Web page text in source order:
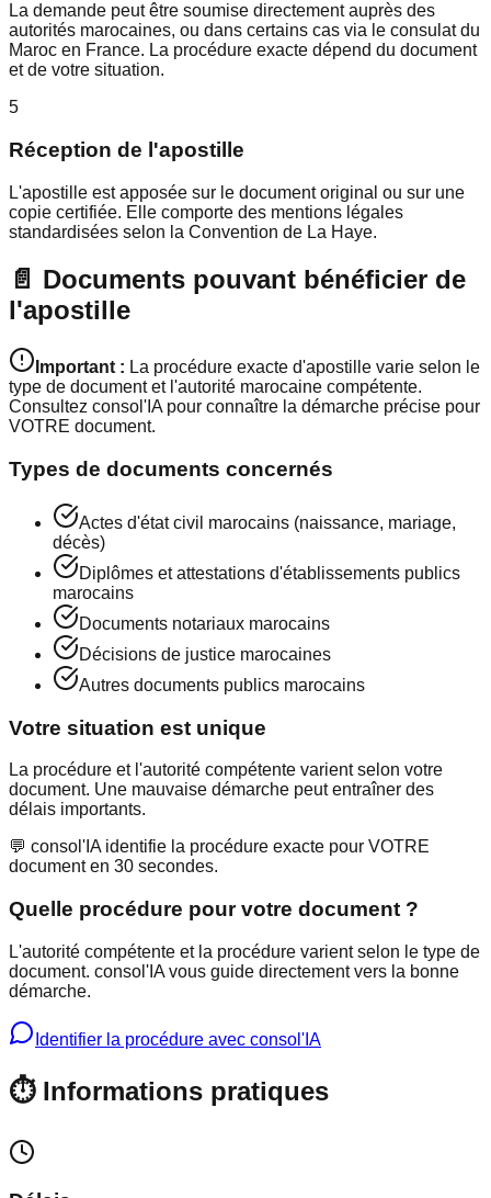
La demande peut être soumise directement auprès des
autorités marocaines, ou dans certains cas via le consulat du
Maroc en France. La procédure exacte dépend du document
et de votre situation.
5
Réception de l'apostille
L'apostille est apposée sur le document original ou sur une
copie certifiée. Elle comporte des mentions légales
standardisées selon la Convention de La Haye.
📄 Documents pouvant bénéficier de
l'apostille
Important : La procédure exacte d'apostille varie selon le
type de document et l'autorité marocaine compétente.
Consultez consol'IA pour connaître la démarche précise pour
VOTRE document.
Types de documents concernés
Actes d'état civil marocains (naissance, mariage,
décès)
Diplômes et attestations d'établissements publics
marocains
Documents notariaux marocains
Décisions de justice marocaines
Autres documents publics marocains
Votre situation est unique
La procédure et l'autorité compétente varient selon votre
document. Une mauvaise démarche peut entraîner des
délais importants.
💬 consol'IA identifie la procédure exacte pour VOTRE
document en 30 secondes.
Quelle procédure pour votre document ?
L'autorité compétente et la procédure varient selon le type de
document. consol'IA vous guide directement vers la bonne
démarche.
Identifier la procédure avec consol'IA
⏱️ Informations pratiques